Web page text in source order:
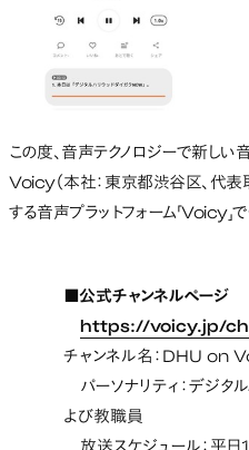
この度、音声テクノロジーで新し
Voicy（本社：東京都渋谷区、代
する音声プラットフォーム「Voicy」
■公式チャンネルページ
https://voicy.jp/
チャンネル名：DHU on
パーソナリティ：デジタ
よび教職員